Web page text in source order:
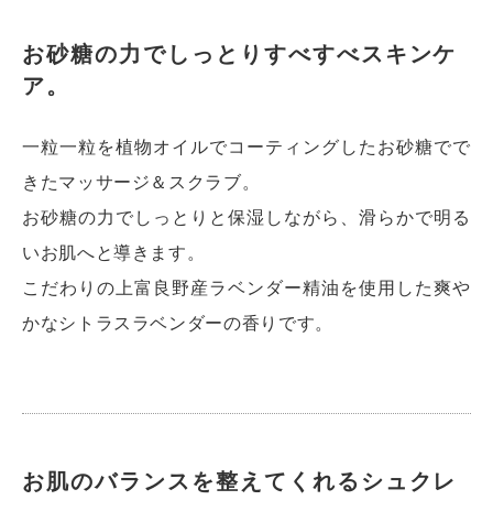
お砂糖の力でしっとりすべすべスキンケ
ア。
一粒一粒を植物オイルでコーティングしたお砂糖でで
きたマッサージ＆スクラブ。
お砂糖の力でしっとりと保湿しながら、滑らかで明る
いお肌へと導きます。
こだわりの上富良野産ラベンダー精油を使用した爽や
かなシトラスラベンダーの香りです。
お肌のバランスを整えてくれるシュクレ